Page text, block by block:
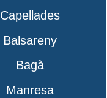
Capellades
Balsareny
Bagà
Manresa